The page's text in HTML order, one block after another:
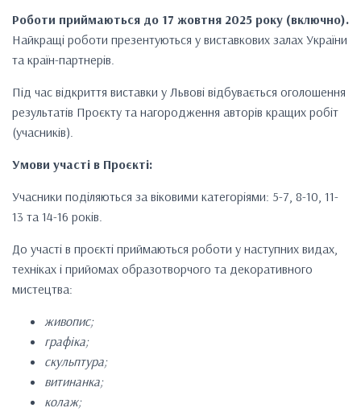
Роботи приймаються до 17 жовтня 2025 року (включно).
Найкращі роботи презентуються у виставкових залах України
та країн-партнерів.
Під час відкриття виставки у Львові відбувається оголошення
результатів Проєкту та нагородження авторів кращих робіт
(учасників).
Умови участі в Проєкті:
Учасники поділяються за віковими категоріями: 5-7, 8-10, 11-
13 та 14-16 років.
До участі в проєкті приймаються роботи у наступних видах,
техніках і прийомах образотворчого та декоративного
мистецтва:
живопис;
графіка;
скульптура;
витинанка;
колаж;